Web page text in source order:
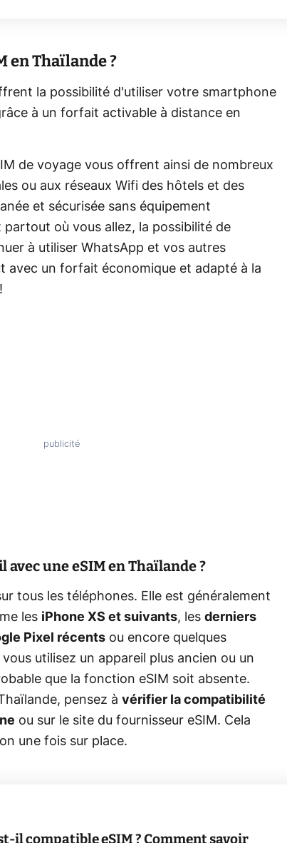
en Thaïlande ?
la possibilité d'utiliser votre smartphone
à un forfait activable à distance en
de voyage vous offrent ainsi de nombreux
ou aux réseaux Wifi des hôtels et des
et sécurisée sans équipement
où vous allez, la possibilité de
à utiliser WhatsApp et vos autres
avec un forfait économique et adapté à la
une eSIM en Thaïlande ?
tous les téléphones. Elle est généralement
les iPhone XS et suivants, les derniers
Pixel récents ou encore quelques
vous utilisez un appareil plus ancien ou un
que la fonction eSIM soit absente.
pensez à vérifier la compatibilité
ou sur le site du fournisseur eSIM. Cela
une fois sur place.
il compatible eSIM ? Comment savoir